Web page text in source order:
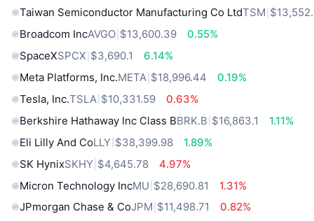
Taiwan Semiconductor Manufacturing Co LtdTSM
Broadcom IncAVGO $13,600.39
0.55%
SpaceXSPCX $3,690.1
6.14%
Meta Platforms, Inc.META $18,996.44
0.19%
Tesla, Inc.TSLA $10,331.59
0.63%
Berkshire Hathaway Inc Class BBRK.B $16,863.1
1.11%
Eli Lilly And CoLLY $38,399.98
1.89%
SK HynixSKHY $4,645.78
4.97%
Micron Technology IncMU $28,690.81
1.31%
JPmorgan Chase & CoJPM $11,498.71
0.82%